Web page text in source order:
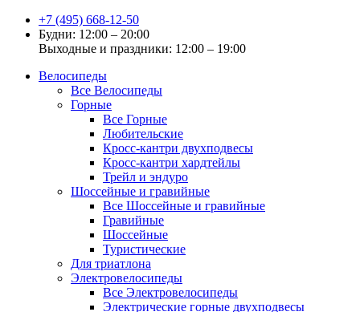
+7 (495) 668-12-50
Будни: 12:00 – 20:00
Выходные и праздники: 12:00 – 19:00
Велосипеды
Все Велосипеды
Горные
Все Горные
Любительские
Кросс-кантри двухподвесы
Кросс-кантри хардтейлы
Трейл и эндуро
Шоссейные и гравийные
Все Шоссейные и гравийные
Гравийные
Шоссейные
Туристические
Для триатлона
Электровелосипеды
Все Электровелосипеды
Электрические горные двухподвесы